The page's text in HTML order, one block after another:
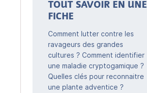
TOUT SAVOIR EN UNE
FICHE
Comment lutter contre les
ravageurs des grandes
cultures ? Comment identifier
une maladie cryptogamique ?
Quelles clés pour reconnaitre
une plante adventice ?